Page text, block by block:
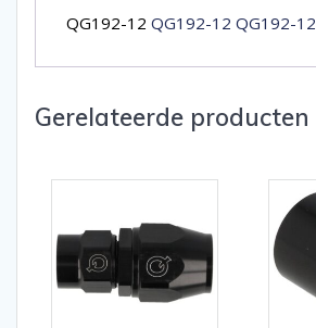
QG192-12 QG192-12 QG192-12
Gerelateerde producten